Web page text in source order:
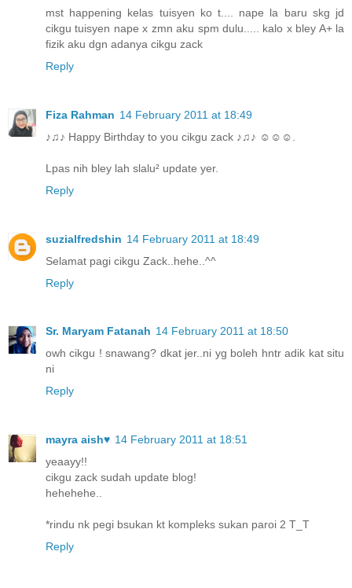
mst happening kelas tuisyen ko t.... nape la baru skg jd
cikgu tuisyen nape x zmn aku spm dulu..... kalo x bley A+ la
fizik aku dgn adanya cikgu zack
Reply
Fiza Rahman 14 February 2011 at 18:49
♪♫♪ Happy Birthday to you cikgu zack ♪♫♪ ☺☺☺.
Lpas nih bley lah slalu² update yer.
Reply
suzialfredshin 14 February 2011 at 18:49
Selamat pagi cikgu Zack..hehe..^^
Reply
Sr. Maryam Fatanah 14 February 2011 at 18:50
owh cikgu ! snawang? dkat jer..ni yg boleh hntr adik kat situ
ni
Reply
mayra aish♥ 14 February 2011 at 18:51
yeaayy!!
cikgu zack sudah update blog!
hehehehe..
*rindu nk pegi bsukan kt kompleks sukan paroi 2 T_T
Reply